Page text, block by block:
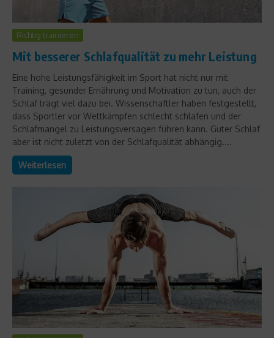
Richtig trainieren
Mit besserer Schlafqualität zu mehr Leistung
Eine hohe Leistungsfähigkeit im Sport hat nicht nur mit
Training, gesunder Ernährung und Motivation zu tun, auch der
Schlaf trägt viel dazu bei. Wissenschaftler haben festgestellt,
dass Sportler vor Wettkämpfen schlecht schlafen und der
Schlafmangel zu Leistungsversagen führen kann. Guter Schlaf
aber ist nicht zuletzt von der Schlafqualität abhängig....
Weiterlesen